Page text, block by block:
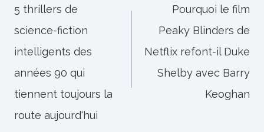
de
l’article
5 thrillers de
science-fiction
intelligents des
années 90 qui
tiennent toujours la
route aujourd'hui
Pourquoi le film
Peaky Blinders de
Netflix refont-il Duke
Shelby avec Barry
Keoghan